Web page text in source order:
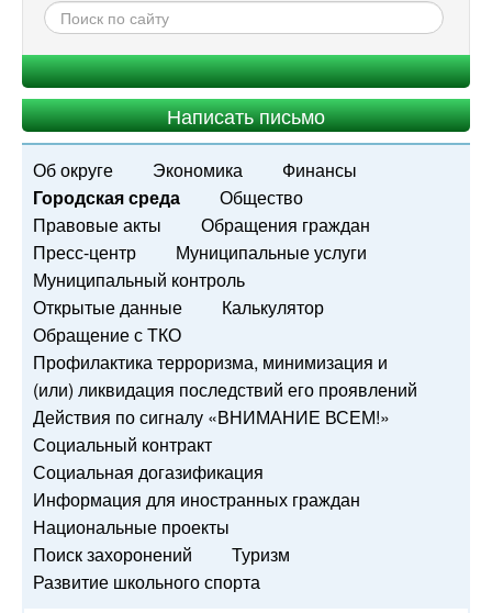
Написать письмо
Об округе Экономика
Финансы
Городская среда
Общество
Правовые акты
Обращения граждан
Пресс-центр
Муниципальные услуги
Муниципальный контроль
Открытые данные
Калькулятор
Обращение с ТКО
Профилактика терроризма, минимизация и
(или) ликвидация последствий его проявлений
Действия по сигналу «ВНИМАНИЕ ВСЕМ!»
Социальный контракт
Социальная догазификация
Информация для иностранных граждан
Национальные проекты
Поиск захоронений
Туризм
Развитие школьного спорта